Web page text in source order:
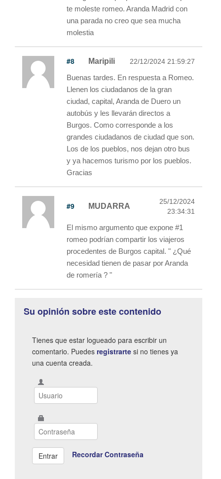
te moleste romeo. Aranda Madrid con
una parada no creo que sea mucha
molestia
#8 Maripili 22/12/2024 21:59:27
Buenas tardes. En respuesta a Romeo.
Llenen los ciudadanos de la gran
ciudad, capital, Aranda de Duero un
autobús y les llevarán directos a
Burgos. Como corresponde a los
grandes ciudadanos de ciudad que son.
Los de los pueblos, nos dejan otro bus
y ya hacemos turismo por los pueblos.
Gracias
#9 MUDARRA
25/12/2024
23:34:31
El mismo argumento que expone #1
romeo podrían compartir los viajeros
procedentes de Burgos capital. " ¿Qué
necesidad tienen de pasar por Aranda
de romería ? "
Su opinión sobre este contenido
Tienes que estar logueado para escribir un
comentario. Puedes registrarte si no tienes ya
una cuenta creada.
Recordar Contraseña